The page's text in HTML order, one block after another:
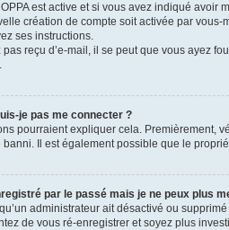
est active et si vous avez indiqué avoir
création de compte soit activée par
ses instructions.
pas reçu d’e-mail, il se peut que vous ayez
je pas me connecter ?
pourraient expliquer cela. Premièrement,
banni. Il est également possible que le
par le passé mais je ne peux plus
qu’un administrateur ait désactivé ou
de vous ré-enregistrer et soyez plus